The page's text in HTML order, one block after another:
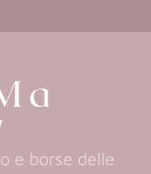
e borse delle